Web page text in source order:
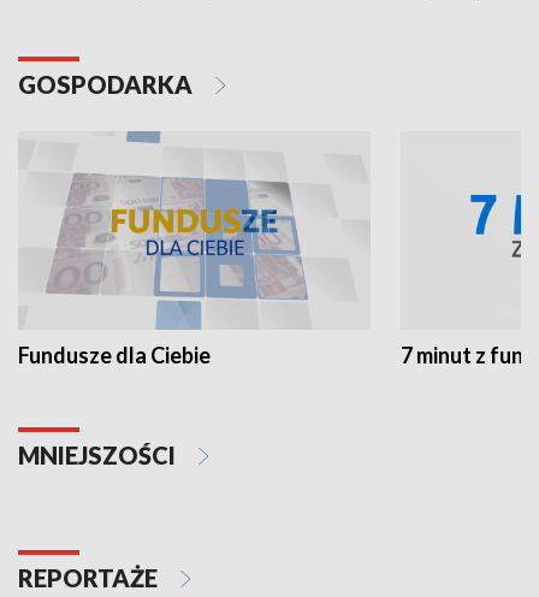
GOSPODARKA
Fundusze dla Ciebie 7 minut z
MNIEJSZOŚCI
REPORTAŻE